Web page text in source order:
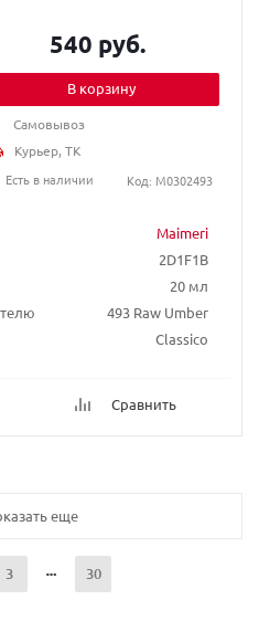
Maimeri
2D1F1B
20 мл
493 Raw Umber
Classico
Сравнить
540 руб.
В корзину
Самовывоз
Курьер, ТК
Есть в наличии
Код: M0302493
еще
3 30